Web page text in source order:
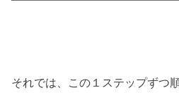
それでは、この１ステップずつ